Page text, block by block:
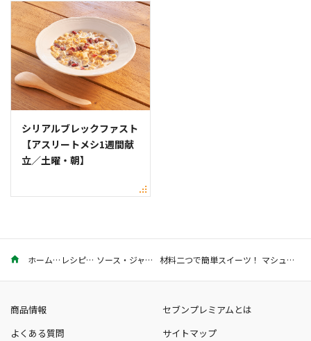
シリアルブレックファスト
【アスリートメシ1週間献
立／土曜・朝】
ホーム レシピ ソース・ジャム 材料二つで簡単スイーツ！ マシュマロヨーグルトのレシピ
商品情報
セブンプレミアムとは
よくある質問
サイトマップ